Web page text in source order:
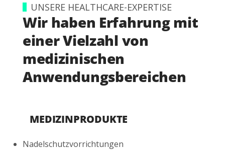
UNSERE HEALTHCARE-EXPERTISE
Wir haben Erfahrung mit
einer Vielzahl von
medizinischen
Anwendungsbereichen
MEDIZINPRODUKTE
Nadelschutzvorrichtungen